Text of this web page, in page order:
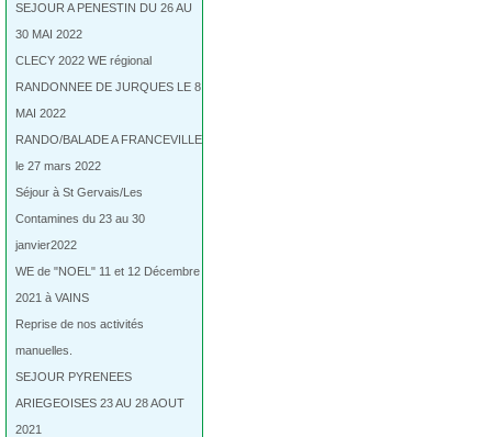
SEJOUR A PENESTIN DU 26 AU
30 MAI 2022
CLECY 2022 WE régional
RANDONNEE DE JURQUES LE 8
MAI 2022
RANDO/BALADE A FRANCEVILLE
le 27 mars 2022
Séjour à St Gervais/Les
Contamines du 23 au 30
janvier2022
WE de "NOEL" 11 et 12 Décembre
2021 à VAINS
Reprise de nos activités
manuelles.
SEJOUR PYRENEES
ARIEGEOISES 23 AU 28 AOUT
2021